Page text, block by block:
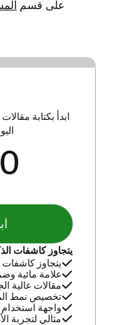
على قسم
ابدأ بكتابة
يتجاوز كاشفات
يتجاوز كاشفات
علامة مائية
مقالات عالية
تخصيص نمط
واجهة
مثالي لتجربة